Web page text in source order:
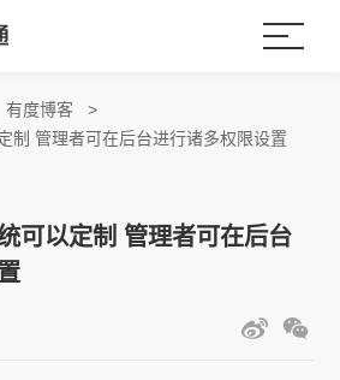
有度博客 >
制 管理者可在后台进行诸多权限设置
可以定制 管理者可在后台